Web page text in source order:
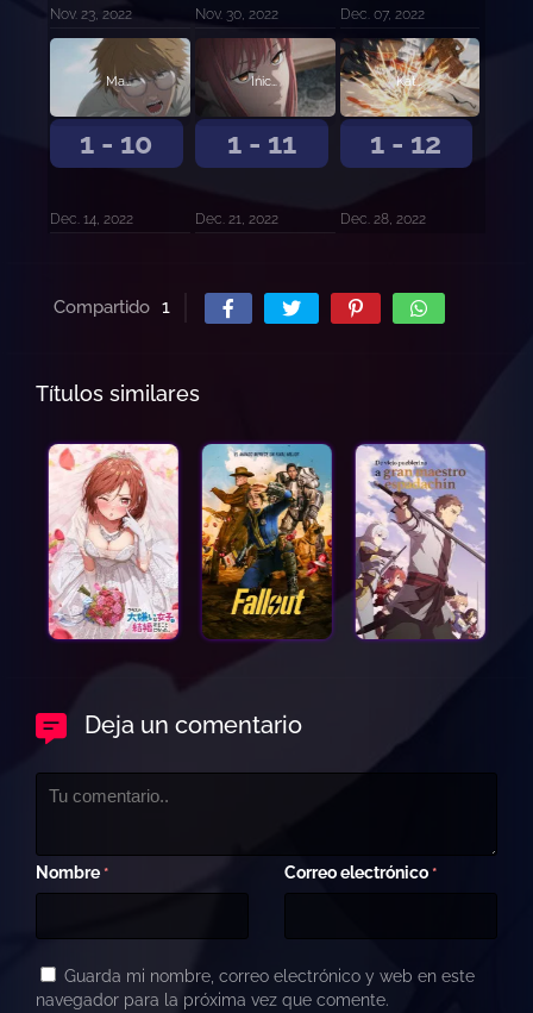
Nov. 23, 2022 Nov. 30, 2022 Dec. 07, 2022
1 - 10
Magullado y maltratado
Dec. 14, 2022
1 - 11
Inicio de la misión
Dec. 21, 2022
1 - 12
Katana vs Motosierra
Dec. 28, 2022
Compartido 1
Títulos similares
Deja un comentario
Nombre * Correo electrónico *
Guarda mi nombre, correo electrónico y web en este
navegador para la próxima vez que comente.